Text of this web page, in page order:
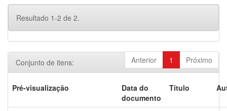
Resultado 1-2 de 2.
Anterior 1 Próximo
Conjunto de itens:
Pré-visualização
Data do
documento
Título